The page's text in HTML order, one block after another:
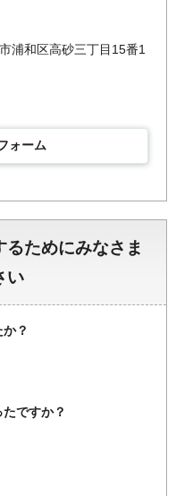
浦和区高砂三丁目15番1
ォーム
ためにみなさま
い
？
ですか？